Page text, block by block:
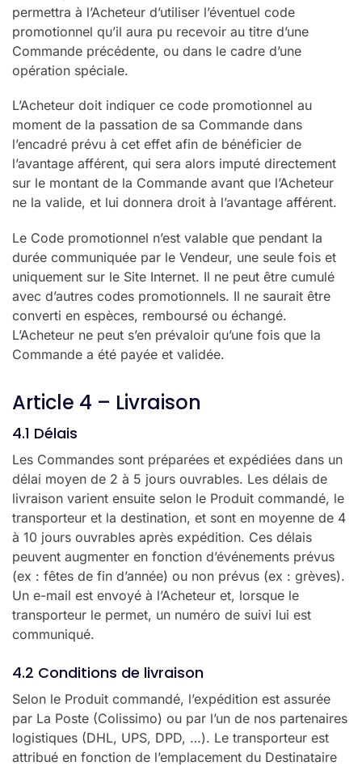
permettra à l’Acheteur d’utiliser l’éventuel code
promotionnel qu’il aura pu recevoir au titre d’une
Commande précédente, ou dans le cadre d’une
opération spéciale.
L’Acheteur doit indiquer ce code promotionnel au
moment de la passation de sa Commande dans
l’encadré prévu à cet effet afin de bénéficier de
l’avantage afférent, qui sera alors imputé directement
sur le montant de la Commande avant que l’Acheteur
ne la valide, et lui donnera droit à l’avantage afférent.
Le Code promotionnel n’est valable que pendant la
durée communiquée par le Vendeur, une seule fois et
uniquement sur le Site Internet. Il ne peut être cumulé
avec d’autres codes promotionnels. Il ne saurait être
converti en espèces, remboursé ou échangé.
L’Acheteur ne peut s’en prévaloir qu’une fois que la
Commande a été payée et validée.
Article 4 – Livraison
4.1 Délais
Les Commandes sont préparées et expédiées dans un
délai moyen de 2 à 5 jours ouvrables. Les délais de
livraison varient ensuite selon le Produit commandé, le
transporteur et la destination, et sont en moyenne de 4
à 10 jours ouvrables après expédition. Ces délais
peuvent augmenter en fonction d’événements prévus
(ex : fêtes de fin d’année) ou non prévus (ex : grèves).
Un e-mail est envoyé à l’Acheteur et, lorsque le
transporteur le permet, un numéro de suivi lui est
communiqué.
4.2 Conditions de livraison
Selon le Produit commandé, l’expédition est assurée
par La Poste (Colissimo) ou par l’un de nos partenaires
logistiques (DHL, UPS, DPD, …). Le transporteur est
attribué en fonction de l’emplacement du Destinataire